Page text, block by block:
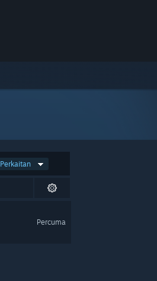
Perkaitan
Percuma